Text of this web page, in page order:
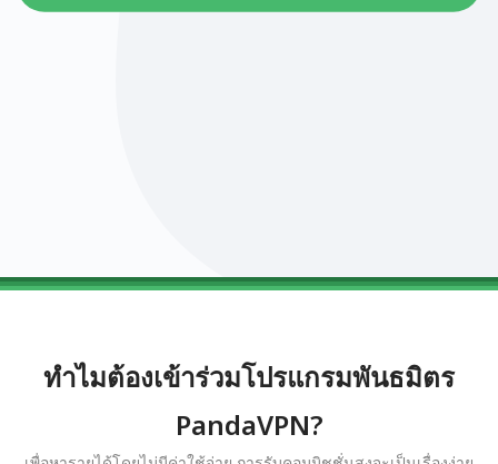
ทำไมต้องเข้าร่วมโปรแกรมพันธมิตร
PandaVPN?